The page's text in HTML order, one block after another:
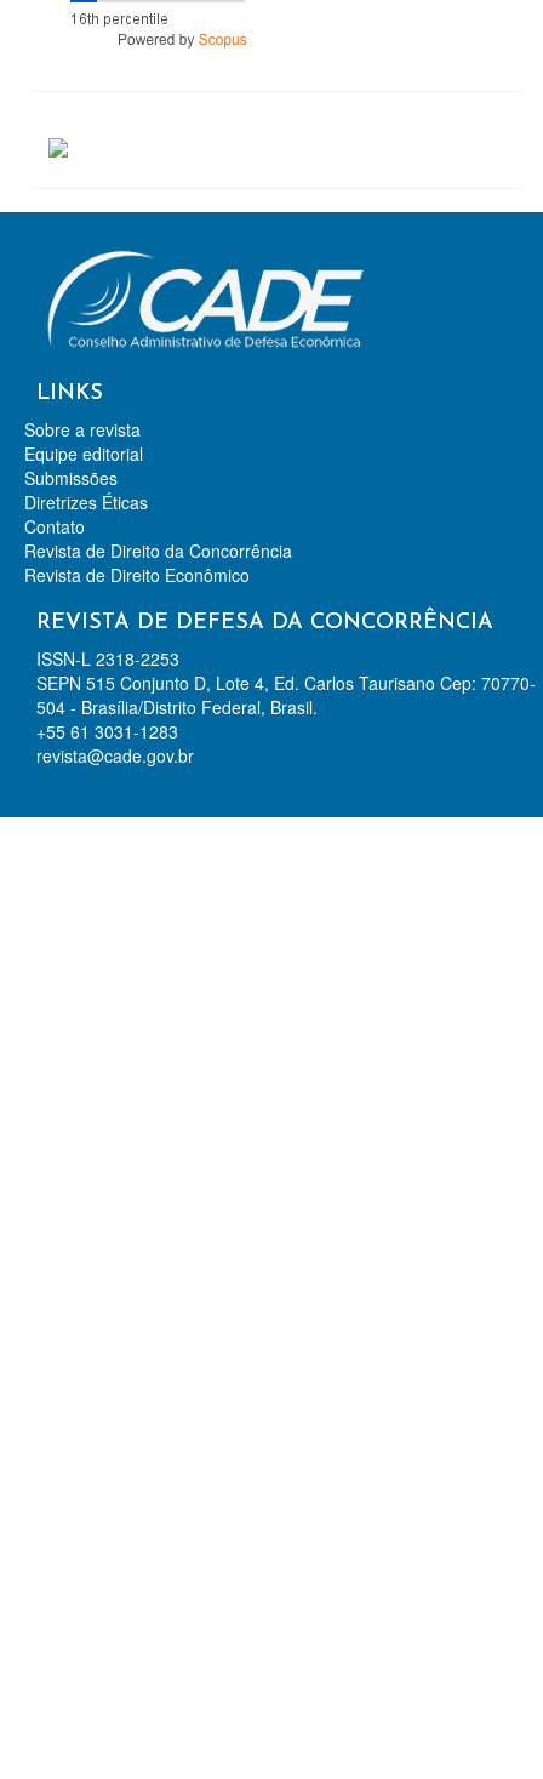
ACESSOS
LINKS
Sobre a revista
Equipe editorial
Submissões
Diretrizes Éticas
Contato
Revista de Direito da Concorrência
Revista de Direito Econômico
REVISTA DE DEFESA DA CONCORRÊNCIA
ISSN-L 2318-2253
SEPN 515 Conjunto D, Lote 4, Ed. Carlos Taurisano Cep: 70770-
504 - Brasília/Distrito Federal, Brasil.
+55 61 3031-1283
revista@cade.gov.br